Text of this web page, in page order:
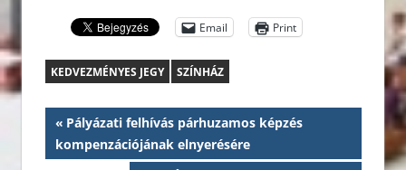
Email Print
KEDVEZMÉNYES JEGY SZÍNHÁZ
Bejegyzés
navigáció
Previous
Post:
Pályázati felhívás párhuzamos képzés
kompenzációjának elnyerésére